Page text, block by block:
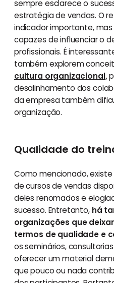
sempre esclarece o
estratégia de vendas. O
indicador importante,
capazes de influenciar o
profissionais. É
também explorem
cultura organizacional,
desalinhamento dos
da empresa também
organização.
Qualidade do
Como mencionado,
de cursos de vendas
deles renomados e
sucesso. Entretanto, há
organizações que
termos de qualidade e
os seminários,
oferecer um material
que pouco ou nada